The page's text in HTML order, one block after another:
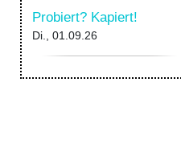
Probiert? Kapiert!
Di., 01.09.26